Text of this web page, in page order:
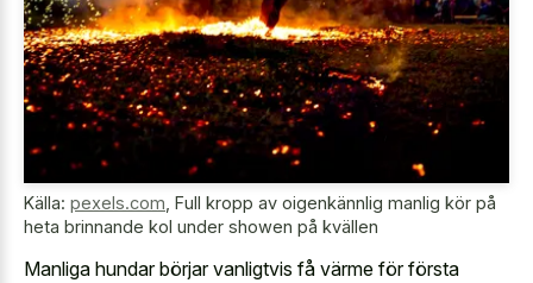
Källa: pexels.com Full kropp av oigenkännlig manlig kör på
heta brinnande kol under showen på kvällen
Manliga hundar börjar vanligtvis få värme för första